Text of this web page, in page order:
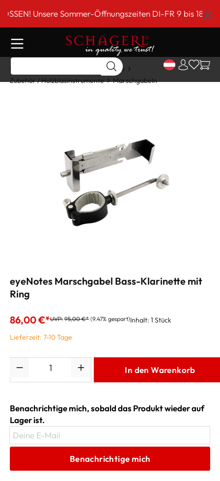
springen
Unsere Sommer-Öffnungszeiten DI-FR 9 bis 18
Home
Holzblasinstrumente
Zubehör / Holzblasinstrumente
Marschgabeln
eyeNotes Marschgabel Bass-Klarinette mit
Ring
86,00 €*UVP: 95,00 €* (9.47% gespart)Inhalt: 1 Stück
Lieferzeit: 7-10 Tage
In den Warenkorb
Benachrichtige mich, sobald das Produkt wieder auf
Lager ist.
Deine E-Mail
Benachrichtige mich